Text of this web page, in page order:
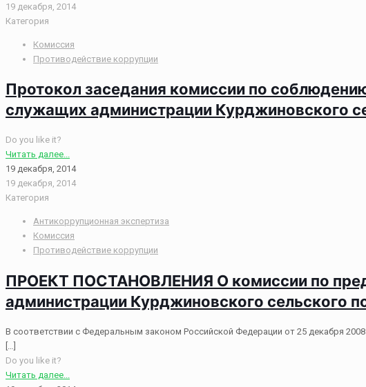
19 декабря, 2014
Категория
Комиссия
Противодействие коррупции
Протокол заседания комиссии по
служащих администрации Курджиновского
Do you like it?
Читать далее...
19 декабря, 2014
19 декабря, 2014
Категория
Антикоррупционная экспертиза
Комиссия
Противодействие коррупции
ПРОЕКТ ПОСТАНОВЛЕНИЯ О комиссии по
администрации Курджиновского сельского
В соответствии с Федеральным законом Российской Федерации от 25 декабря
Do you like it?
Читать далее...